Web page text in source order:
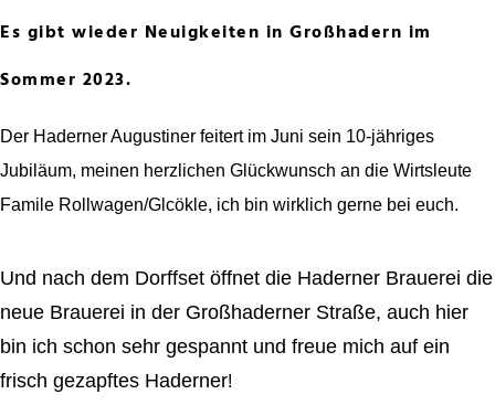
Es gibt wieder Neuigkeiten in Großhadern im
Sommer 2023.
Der Haderner Augustiner feitert im Juni sein 10-jähriges
Jubiläum, meinen herzlichen Glückwunsch an die Wirtsleute
Famile Rollwagen/Glcökle, ich bin wirklich gerne bei euch.
Und nach dem Dorffset öffnet die Haderner Brauerei die
neue Brauerei in der Großhaderner Straße, auch hier
bin ich schon sehr gespannt und freue mich auf ein
frisch gezapftes Haderner!